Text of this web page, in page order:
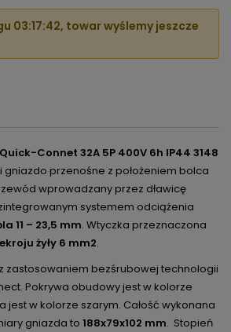
03:17:41, towar wyślemy jeszcze
Connet 32A 5P 400V 6h IP44 3148
gniazdo przenośne z położeniem bolca
wprowadzany przez dławicę
systemem odciążenia
11 – 23,5 mm. Wtyczka przeznaczona
żyły 6 mm2.
zastosowaniem bezśrubowej technologii
Pokrywa obudowy jest w kolorze
jest w kolorze szarym. Całość wykonana
gniazda to 188x79x102 mm. Stopień